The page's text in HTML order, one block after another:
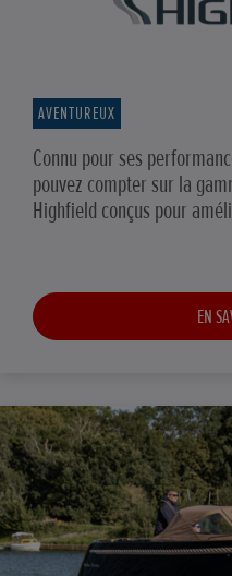
AVENTUREUX
Connu pour ses
pouvez compter sur la
Highfield conçus pour
EN